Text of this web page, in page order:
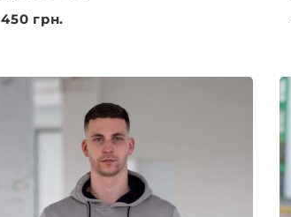
450 грн.